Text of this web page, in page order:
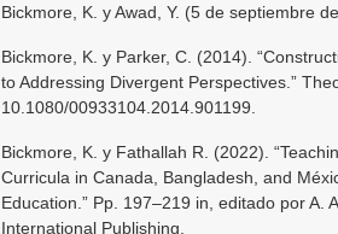
Bickmore, K. y Awad, Y. (5 de septiembre
Bickmore, K. y Parker, C. (2014).
to Addressing Divergent Perspectives.”
10.1080/00933104.2014.901199.
Bickmore, K. y Fathallah R. (2022).
Curricula in Canada, Bangladesh, and
Education.” Pp. 197–219 in, editado por A.
International Publishing.